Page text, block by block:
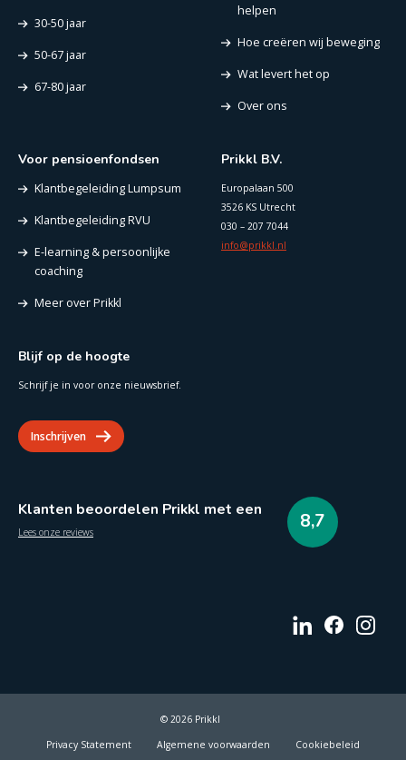
30-50 jaar
50-67 jaar
67-80 jaar
helpen
Hoe creëren wij beweging
Wat levert het op
Over ons
Voor pensioenfondsen
Klantbegeleiding Lumpsum
Klantbegeleiding RVU
E-learning & persoonlijke
coaching
Meer over Prikkl
Prikkl B.V.
Europalaan 500
3526 KS Utrecht
030 – 207 7044
info@prikkl.nl
Blijf op de hoogte
Schrijf je in voor onze nieuwsbrief.
Inschrijven
Klanten beoordelen Prikkl met een
Lees onze reviews 8,7
© 2026 Prikkl
Privacy Statement
Algemene voorwaarden Cookiebeleid